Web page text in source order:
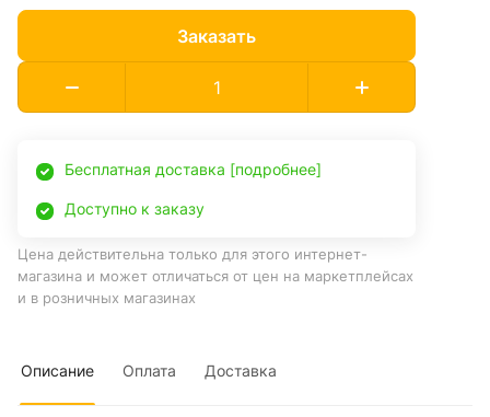
Заказать
Бесплатная доставка [подробнее]
Доступно к заказу
Цена действительна только для этого интернет-
магазина и может отличаться от цен на маркетплейсах
и в розничных магазинах
Описание Оплата Доставка